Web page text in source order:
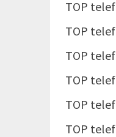
TOP
TOP
TOP
TOP
TOP
TOP